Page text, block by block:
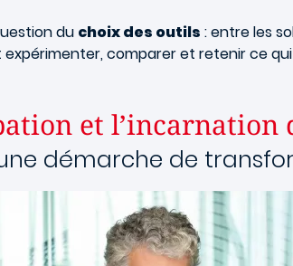
du choix des outils : entre les
comparer et retenir ce
et l’incarnation
une démarche de